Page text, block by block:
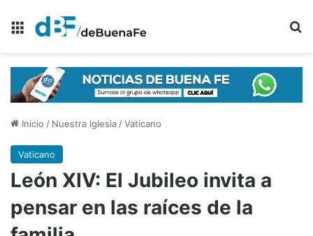
Menú
Inicio / Nuestra Iglesia/Vaticano
Vaticano
León XIV: El Jubileo invita a
pensar en las raíces de la